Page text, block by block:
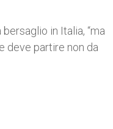
in Italia, “ma
deve partire non da